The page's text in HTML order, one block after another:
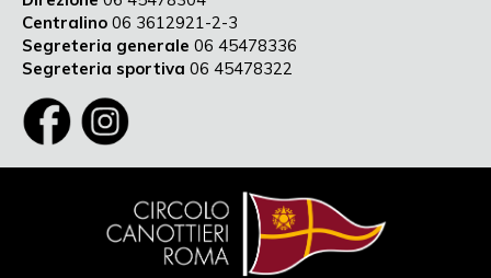
Centralino 06 3612921-2-3
Segreteria generale 06 45478336
Segreteria sportiva 06 45478322